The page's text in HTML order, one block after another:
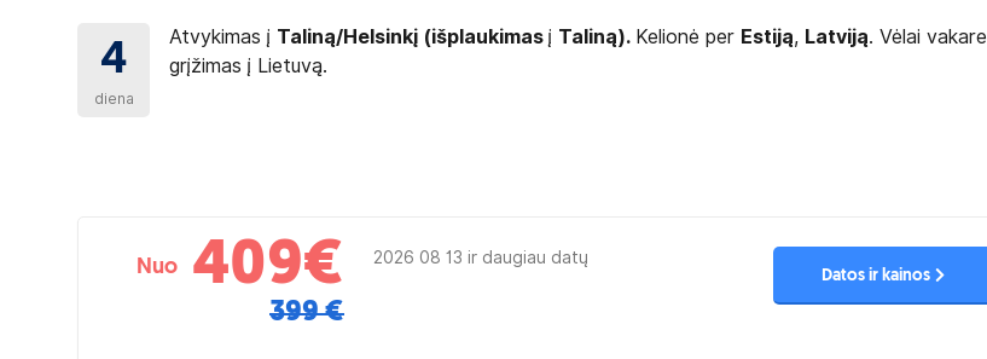
4
diena
Atvykimas į Taliną/Helsinkį (išplaukimasį Taliną). Kelionė per Estiją, Latviją. Vėlai vakare
grįžimas į Lietuvą.
Nuo 409€
399 €
2026 08 13 ir daugiau datų
Datos ir kainos